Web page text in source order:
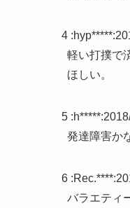
4 :hyp*****:
軽い打撲で
ほしい。
5 :h*****:
発達障害か
6 :Rec.****:
バラエティ